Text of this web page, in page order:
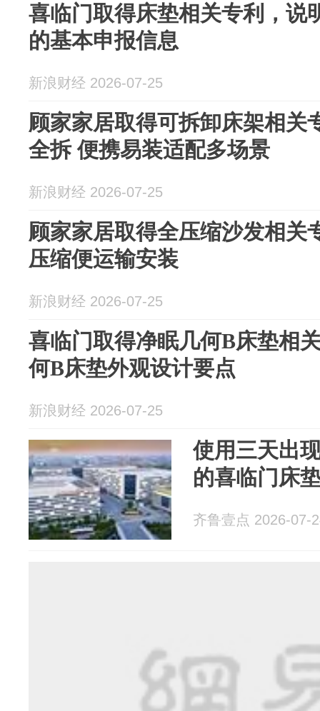
喜临门取得床垫相关专利，说
的基本申报信息
新浪财经 2026-07-25
顾家家居取得可拆卸床架相关
全拆 便携易装适配多场景
新浪财经 2026-07-25
顾家家居取得全压缩沙发相关
压缩便运输安装
新浪财经 2026-07-25
喜临门取得净眠几何B床垫相
何B床垫外观设计要点
新浪财经 2026-07-25
使用三天出
的喜临门床
齐鲁壹点 2026-07-